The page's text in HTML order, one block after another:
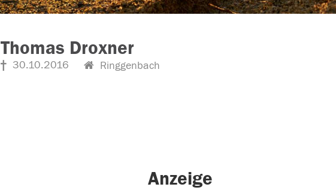
Thomas Droxner
30.10.2016 Ringgenbach
Anzeige